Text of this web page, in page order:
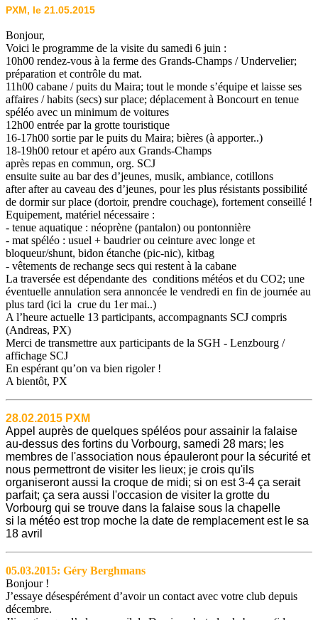
PXM, le 21.05.2015
Bonjour,
Voici le programme de la visite du samedi 6 juin :
10h00 rendez-vous à la ferme des Grands-Champs / Undervelier;
préparation et contrôle du mat.
11h00 cabane / puits du Maira; tout le monde s’équipe et laisse ses
affaires / habits (secs) sur place; déplacement à Boncourt en tenue
spéléo avec un minimum de voitures
12h00 entrée par la grotte touristique
16-17h00 sortie par le puits du Maira; bières (à apporter..)
18-19h00 retour et apéro aux Grands-Champs
après repas en commun, org. SCJ
ensuite suite au bar des d’jeunes, musik, ambiance, cotillons
after after au caveau des d’jeunes, pour les plus résistants possibilité
de dormir sur place (dortoir, prendre couchage), fortement conseillé !
Equipement, matériel nécessaire :
- tenue aquatique : néoprène (pantalon) ou pontonnière
- mat spéléo : usuel + baudrier ou ceinture avec longe et
bloqueur/shunt, bidon étanche (pic-nic), kitbag
- vêtements de rechange secs qui restent à la cabane
La traversée est dépendante des conditions météos et du CO2; une
éventuelle annulation sera annoncée le vendredi en fin de journée au
plus tard (ici la crue du 1er mai..)
A l’heure actuelle 13 participants, accompagnants SCJ compris
(Andreas, PX)
Merci de transmettre aux participants de la SGH - Lenzbourg /
affichage SCJ
En espérant qu’on va bien rigoler !
A bientôt, PX
28.02.2015 PXM
Appel auprès de quelques spéléos pour assainir la falaise
au-dessus des fortins du Vorbourg, samedi 28 mars; les
membres de l'association nous épauleront pour la sécurité et
nous permettront de visiter les lieux; je crois qu'ils
organiseront aussi la croque de midi; si on est 3-4 ça serait
parfait; ça sera aussi l'occasion de visiter la grotte du
Vorbourg qui se trouve dans la falaise sous la chapelle
si la météo est trop moche la date de remplacement est le sa
18 avril
05.03.2015: Géry Berghmans
Bonjour !
J’essaye désespérément d’avoir un contact avec votre club depuis
décembre.